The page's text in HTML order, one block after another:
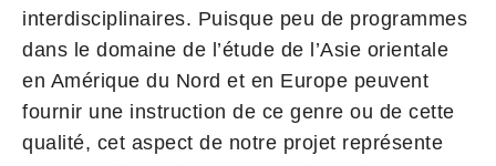
interdisciplinaires. Puisque peu de programmes
dans le domaine de l’étude de l’Asie orientale
en Amérique du Nord et en Europe peuvent
fournir une instruction de ce genre ou de cette
qualité, cet aspect de notre projet représente